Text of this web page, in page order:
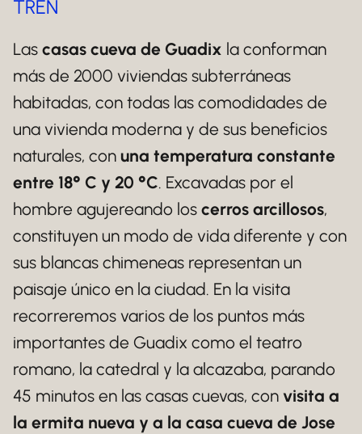
TREN
Las casas cueva de Guadix la conforman
más de 2000 viviendas subterráneas
habitadas, con todas las comodidades de
una vivienda moderna y de sus beneficios
naturales, con una temperatura constante
entre 18° C y 20 °C. Excavadas por el
hombre agujereando los cerros arcillosos,
constituyen un modo de vida diferente y con
sus blancas chimeneas representan un
paisaje único en la ciudad. En la visita
recorreremos varios de los puntos más
importantes de Guadix como el teatro
romano, la catedral y la alcazaba, parando
45 minutos en las casas cuevas, con visita a
la ermita nueva y a la casa cueva de Jose